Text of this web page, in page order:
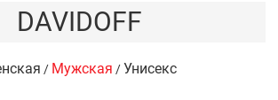
DAVIDOFF
/ Мужская /Унисекс